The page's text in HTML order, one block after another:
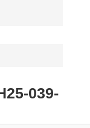
039-